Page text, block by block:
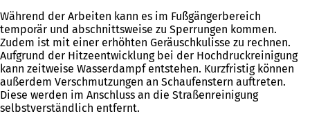
Während der Arbeiten kann es im Fußgängerbereich
temporär und abschnittsweise zu Sperrungen kommen.
Zudem ist mit einer erhöhten Geräuschkulisse zu rechnen.
Aufgrund der Hitzeentwicklung bei der Hochdruckreinigung
kann zeitweise Wasserdampf entstehen. Kurzfristig können
außerdem Verschmutzungen an Schaufenstern auftreten.
Diese werden im Anschluss an die Straßenreinigung
selbstverständlich entfernt.